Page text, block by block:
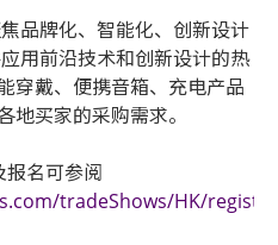
品牌化、智能化、创新设计
用前沿技术和创新设计的热
穿戴、便携音箱、充电产品
地买家的采购需求。
报名可参阅
tradeShows/HK/